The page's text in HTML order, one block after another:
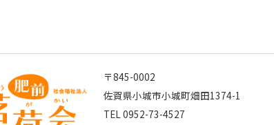
〒845-0002
佐賀県小城市小城町畑田1374-1
TEL 0952-73-4527